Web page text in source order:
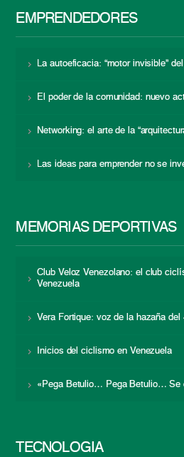
EMPRENDEDORES
La autoeficacia: “motor invisible”
El poder de la comunidad: nuevo
Networking: el arte de la
Las ideas para emprender no se
MEMORIAS DEPORTIVAS
Club Veloz Venezolano: el club
Venezuela
Vera Fortique: voz de la hazaña del
Inicios del ciclismo en Venezuela
«Pega Betulio… Pega Betulio… Se
TECNOLOGÍA